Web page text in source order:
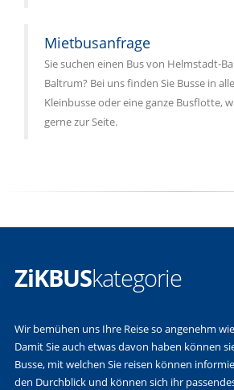
Mietbusanfrage
Sie suchen einen Bus von Helmstadt-
Baltrum? Bei uns finden Sie Busse in
Kleinbusse oder eine ganze Busflotte,
gerne zur Seite.
ZiKBUSkategorie
Wir bemühen uns Ihre Reise so angenehm
Damit Sie auch etwas davon haben können
Busse, mit welchen Sie reisen können
den Durchblick und können sich ihr